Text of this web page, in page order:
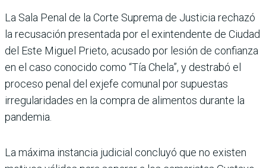
La Sala Penal de la Corte Suprema de Justicia rechazó
la recusa­ción presentada por el exin­tendente de Ciudad
del Este Miguel Prieto, acusado por lesión de confianza
en el caso conocido como “Tía Chela”, y destrabó el
proceso penal del exjefe comunal por supuestas
irregularidades en la compra de alimentos durante la
pan­demia.
La máxima instancia judicial concluyó que no existen